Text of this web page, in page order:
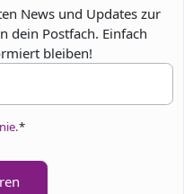
News und Updates zur
dein Postfach. Einfach
bleiben!
*